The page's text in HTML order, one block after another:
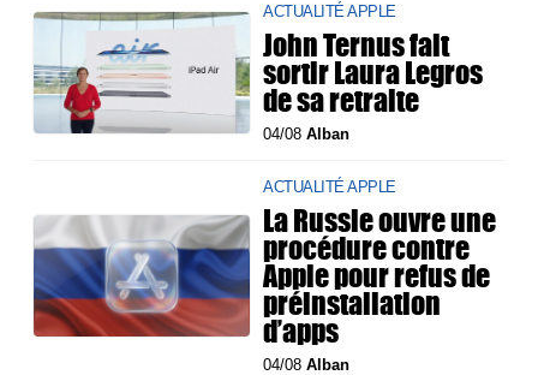
ACTUALITÉ APPLE
John Ternus fait
sortir Laura Legros
de sa retraite
04/08Alban
ACTUALITÉ APPLE
La Russie ouvre une
procédure contre
Apple pour refus de
préinstallation
d’apps
04/08Alban